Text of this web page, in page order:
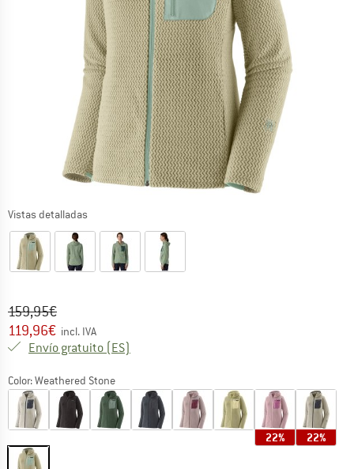
Vistas detalladas
Precio original :
159,95€
Precio:
119,96€ incl. IVA
Envío gratuito (ES)
Color:Weathered Stone
22% 22%